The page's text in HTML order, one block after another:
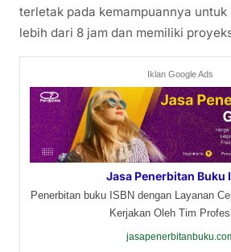
terletak pada kemampuannya untuk
lebih dari 8 jam dan memiliki
Iklan Google Ads
Jasa Penerbitan Buku
Penerbitan buku ISBN dengan Layanan
Kerjakan Oleh Tim